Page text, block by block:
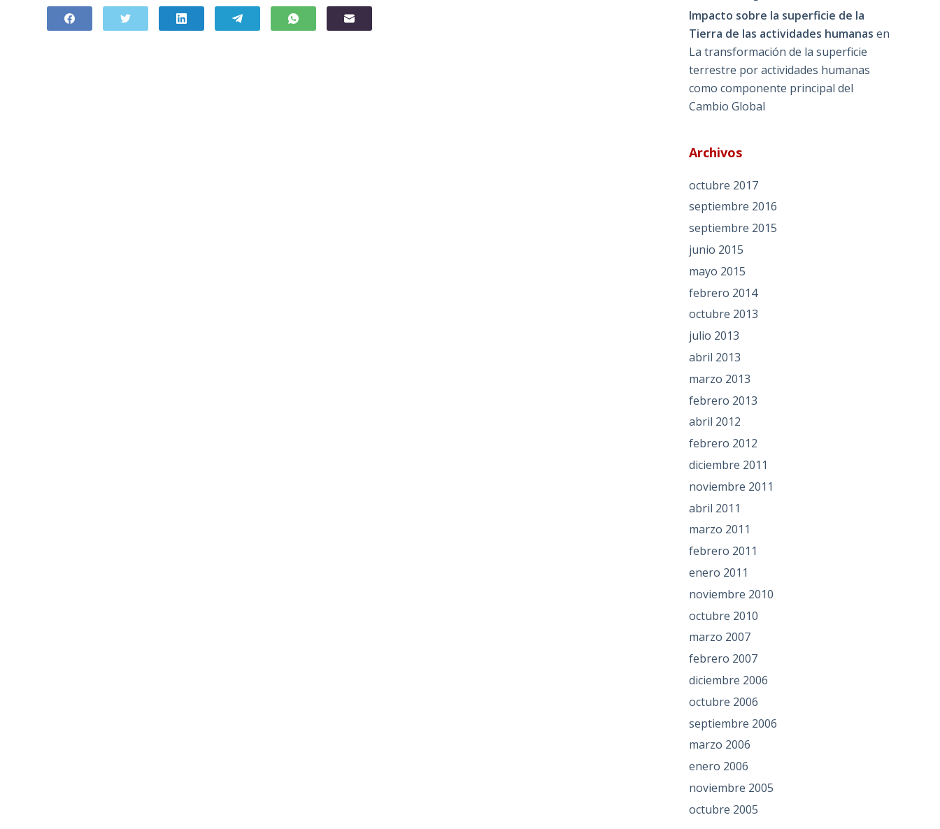
Impacto sobre la superficie de la
Tierra de las actividades humanas en
La transformación de la superficie
terrestre por actividades humanas
como componente principal del
Cambio Global
Archivos
octubre 2017
septiembre 2016
septiembre 2015
junio 2015
mayo 2015
febrero 2014
octubre 2013
julio 2013
abril 2013
marzo 2013
febrero 2013
abril 2012
febrero 2012
diciembre 2011
noviembre 2011
abril 2011
marzo 2011
febrero 2011
enero 2011
noviembre 2010
octubre 2010
marzo 2007
febrero 2007
diciembre 2006
octubre 2006
septiembre 2006
marzo 2006
enero 2006
noviembre 2005
octubre 2005